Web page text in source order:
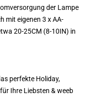
der Lampe
mit eigenen 3 x AA-
20-25CM (8-10IN) in
perfekte Holiday,
Ihre Liebsten & weeb